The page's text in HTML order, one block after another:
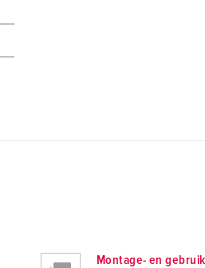
Montage- en